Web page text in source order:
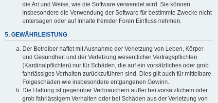
die Art und Weise, wie die Software verwendet wird. Sie können
insbesondere die Verwendung der Software für bestimmte Zwecke nicht
untersagen oder auf Inhalte fremder Foren Einfluss nehmen.
5. GEWÄHRLEISTUNG
Der Betreiber haftet mit Ausnahme der Verletzung von Leben, Körper
und Gesundheit und der Verletzung wesentlicher Vertragspflichten
(Kardinalpflichten) nur für Schäden, die auf ein vorsätzliches oder grob
fahrlässiges Verhalten zurückzuführen sind. Dies gilt auch für mittelbare
Folgeschäden wie insbesondere entgangenen Gewinn.
Die Haftung ist gegenüber Verbrauchern außer bei vorsätzlichem oder
grob fahrlässigem Verhalten oder bei Schäden aus der Verletzung von